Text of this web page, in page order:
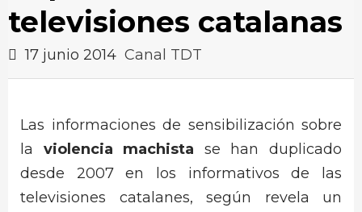
televisiones catalanas
17 junio 2014 Canal TDT
Las informaciones de sensibilización sobre
la violencia machista se han duplicado
desde 2007 en los informativos de las
televisiones catalanes, según revela un